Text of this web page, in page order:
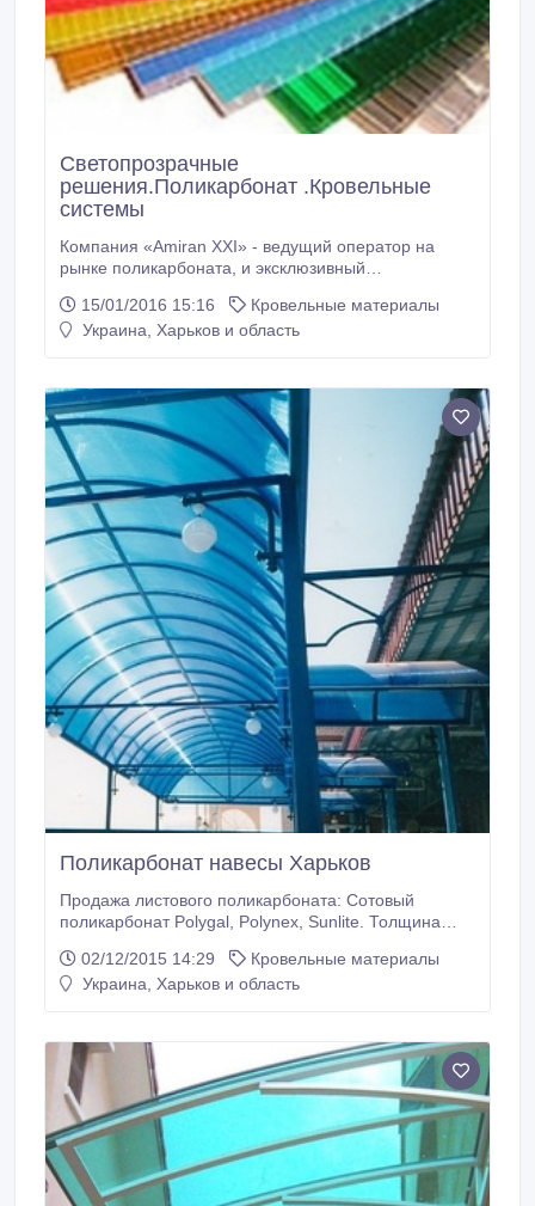
Светопрозрачные
решения.Поликарбонат .Кровельные
системы
Компания «Amiran XXІ» - ведущий оператор на
рынке поликарбоната, и эксклюзивный
Palram(Израиль- Германия) , Polygal(Израиль
-Россия), Kinplast(Россия), Anti Dust (Голландия) на
класса , архитектурные кровельные и фасадные
системы , за минимальные сроки в любую точку
Украины.
15/01/2016 15:16
Кровельные материалы
Украина, Харьков и область
Поликарбонат навесы Харьков
Продажа листового поликарбоната: Сотовый
поликарбонат Polygal, Polynex, Sunlite. Толщина
12м*2.1м. Монолитный поликарбонат Palram,
Monogal. Толщина 2.3.4.5.6.8.10.12 мм. Размеры
02/12/2015 14:29
Кровельные материалы
Украина, Харьков и область